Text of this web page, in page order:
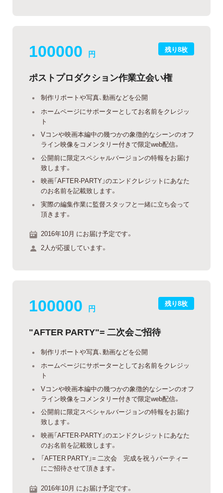
残り8枚
100000 円
ポストプロダクション作業立会い権
制作リポートや写真、動画などを公開
ホームページにサポーターとしてお名前をクレジッ
ト
Vコンや映画本編中の幾つかの象徴的なシーンのオフ
ライン映像をコメンタリー付きで限定web配信。
公開前に限定スペシャルバージョンの特報をお届け
致します。
映画「AFTER-PARTY」のエンドクレジットにあなた
のお名前を記載致します。
実際の編集作業に監督スタッフと一緒に立ち会って
頂きます。
2016年10月 にお届け予定です。
2人が応援しています。
残り8枚
100000 円
"AFTER PARTY"= 二次会ご招待
制作リポートや写真、動画などを公開
ホームページにサポーターとしてお名前をクレジッ
ト
Vコンや映画本編中の幾つかの象徴的なシーンのオフ
ライン映像をコメンタリー付きで限定web配信。
公開前に限定スペシャルバージョンの特報をお届け
致します。
映画「AFTER-PARTY」のエンドクレジットにあなた
のお名前を記載致します。
「AFTER PARTY」= 二次会 完成を祝うパーティー
にご招待させて頂きます。
2016年10月 にお届け予定です。